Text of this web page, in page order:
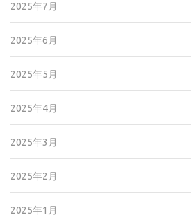
2025年7月
2025年6月
2025年5月
2025年4月
2025年3月
2025年2月
2025年1月